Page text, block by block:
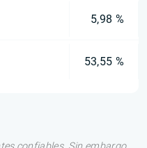
5,98 %
53,55 %